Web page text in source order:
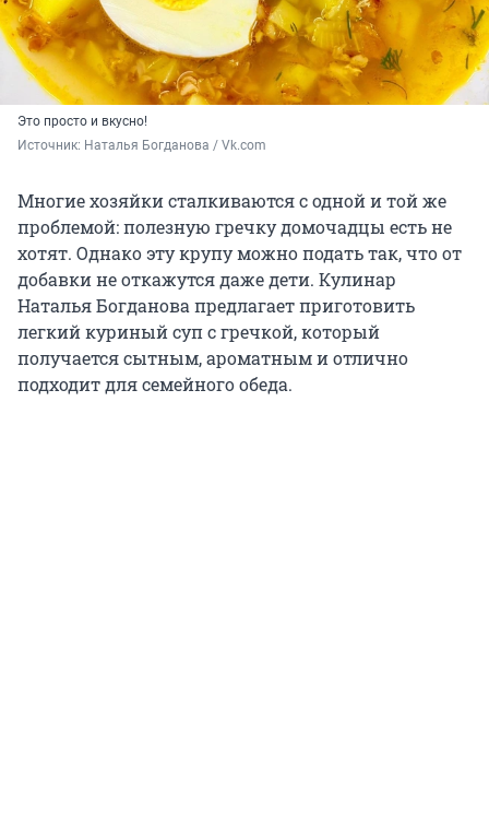
Это просто и вкусно!
Источник: Наталья Богданова / Vk.com
Многие хозяйки сталкиваются с одной и той же
проблемой: полезную гречку домочадцы есть не
хотят. Однако эту крупу можно подать так, что от
добавки не откажутся даже дети. Кулинар
Наталья Богданова предлагает приготовить
легкий куриный суп с гречкой, который
получается сытным, ароматным и отлично
подходит для семейного обеда.